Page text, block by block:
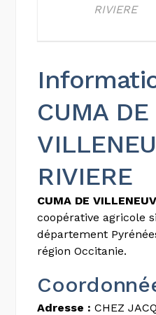
RIVIERE
CUMA DE
RIVIERE
CUMA DE
coopérative agricole
département
région Occitanie.
Adresse : CHEZ